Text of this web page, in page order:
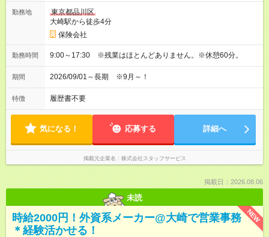
勤務地
東京都品川区
大崎駅から徒歩4分
保険会社
勤務時間 9:00～17:30 ※残業はほとんどありません。※休憩60分。
期間 2026/09/01～長期 ※9月～！
特徴 履歴書不要
気になる！ 応募する 詳細へ
掲載元企業名 株式会社スタッフサービス
掲載日：2026.08.06
未読
NEW
時給2000円！外資系メーカー@大崎で営業事務
＊経験活かせる！